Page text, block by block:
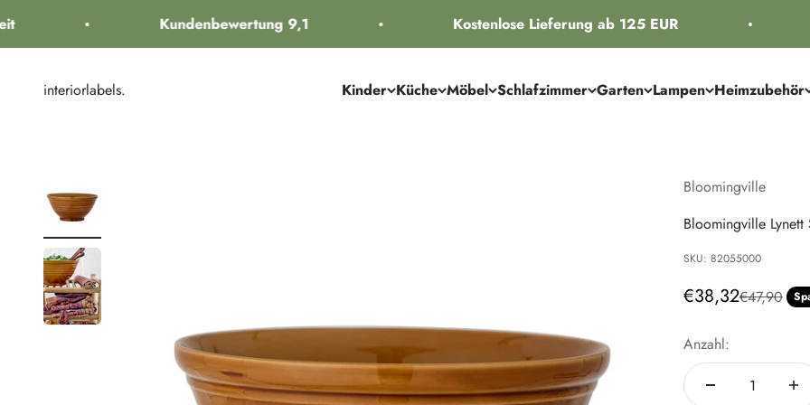
Kundenbewertung 9,1 Kostenlose Lieferung ab 125 EUR
Kinder Küche Möbel Schlafzimmer Garten Lampen Heimzubehör
interiorlabels.
Bloomingville
Bloomingville Lynett
SKU: 82055000
Angebot
€38,32Regulärer
€47,90
Anzahl: